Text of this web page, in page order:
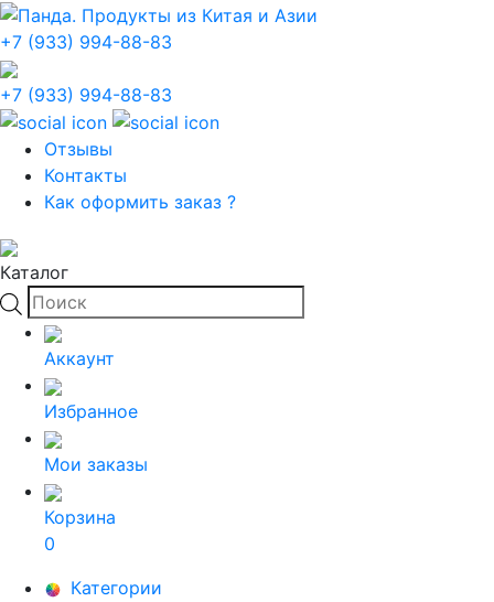
+7 (933) 994-88-83
+7 (933) 994-88-83
Отзывы
Контакты
Как оформить заказ ?
Каталог
Поиск
товаров
Аккаунт
Избранное
Мои заказы
Корзина
0
Категории